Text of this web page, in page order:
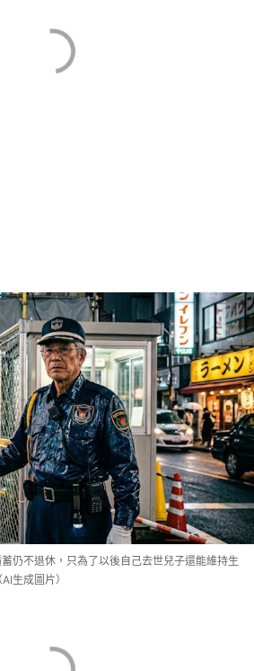
仍不退休，只為了以後自己去世兒子還能維持生
生成圖片）